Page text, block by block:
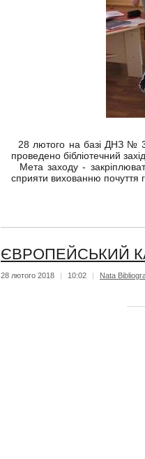
28 лютого на базі ДНЗ №
проведено бібліотечний
Мета заходу -
сприяти вихованню почуття
ЄВРОПЕЙСЬКИЙ
28 лютого 2018 | 10:02 | Nata